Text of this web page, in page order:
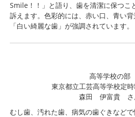
Smile！！」と語り、歯を清潔に保つこ
訴えます。色彩的には、赤い口、青い
「白い綺麗な歯」が強調されています。
高等学校の部
東京都立工芸高等学校定時
森田 伊富貴 さ
むし歯、汚れた歯、病気の歯ぐきなど